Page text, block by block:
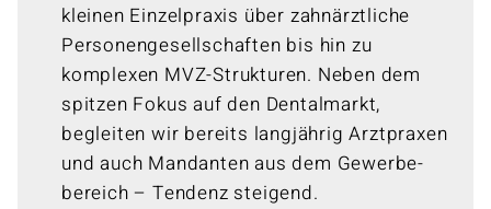
kleinen Einzel­praxis über zahn­ärztliche
Personen­gesell­schaften bis hin zu
komplexen MVZ-Strukturen. Neben dem
spitzen Fokus auf den Dental­markt,
begleiten wir bereits lang­jährig Arzt­praxen
und auch Mandanten aus dem Gewerbe­
bereich – Tendenz steigend.